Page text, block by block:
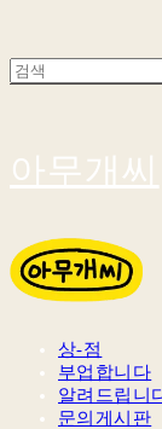
아무개씨
상-점
부업합니다
알려드립니
문의게시판